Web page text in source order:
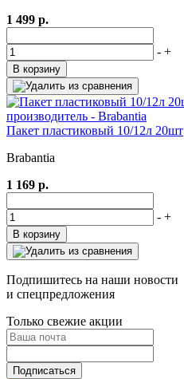
1 499 р.
- +
В корзину
Пакет пластиковый 10/12л 20шт
Brabantia
1 169 р.
- +
В корзину
Подпишитесь на наши новости
и спецпредложения
Только свежие акции